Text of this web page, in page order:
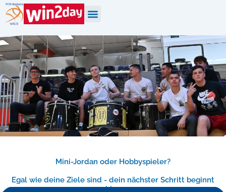
Zum
Inhalt
Mini-Jordan oder Hobbyspieler?
Egal wie deine Ziele sind - dein nächster Schritt beginnt
hier: